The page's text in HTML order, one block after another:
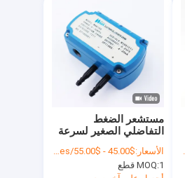
مستشعر الضغط
التفاضلي الصغير لسرعة
الرياح ضمان لمدة سنة
واحدة
الأسعار:$45.00 - $55.00/Pieces
MOQ:1 قطع